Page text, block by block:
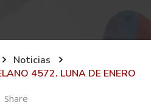
Noticias
4572. LUNA DE ENERO
Share